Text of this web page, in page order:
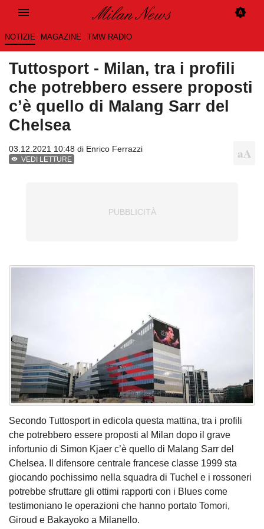
NOTIZIE MAGAZINE TMW RADIO
Tuttosport - Milan, tra i profili
che potrebbero essere proposti
c’è quello di Malang Sarr del
Chelsea
03.12.2021 10:48 di Enrico Ferrazzi
VEDI LETTURE
Secondo Tuttosport in edicola questa mattina, tra i profili
che potrebbero essere proposti al Milan dopo il grave
infortunio di Simon Kjaer c’è quello di Malang Sarr del
Chelsea. Il difensore centrale francese classe 1999 sta
giocando pochissimo nella squadra di Tuchel e i rossoneri
potrebbe sfruttare gli ottimi rapporti con i Blues come
testimoniano le operazioni che hanno portato Tomori,
Giroud e Bakayoko a Milanello.